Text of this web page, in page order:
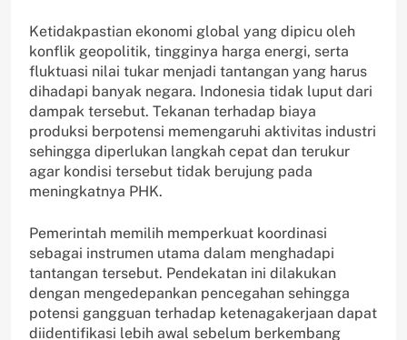
Ketidakpastian ekonomi global yang dipicu oleh
konflik geopolitik, tingginya harga energi, serta
fluktuasi nilai tukar menjadi tantangan yang harus
dihadapi banyak negara. Indonesia tidak luput dari
dampak tersebut. Tekanan terhadap biaya
produksi berpotensi memengaruhi aktivitas industri
sehingga diperlukan langkah cepat dan terukur
agar kondisi tersebut tidak berujung pada
meningkatnya PHK.
Pemerintah memilih memperkuat koordinasi
sebagai instrumen utama dalam menghadapi
tantangan tersebut. Pendekatan ini dilakukan
dengan mengedepankan pencegahan sehingga
potensi gangguan terhadap ketenagakerjaan dapat
diidentifikasi lebih awal sebelum berkembang